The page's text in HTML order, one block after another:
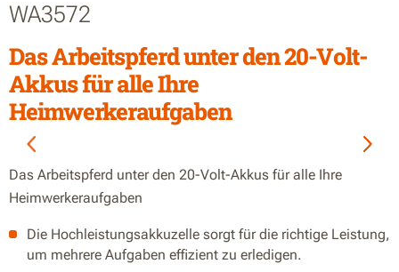
WA3572
Das Arbeitspferd unter den 20-Volt-
Akkus für alle Ihre
Heimwerkeraufgaben
Das Arbeitspferd unter den 20-Volt-Akkus für alle Ihre
Heimwerkeraufgaben
Die Hochleistungsakkuzelle sorgt für die richtige Leistung,
um mehrere Aufgaben effizient zu erledigen.